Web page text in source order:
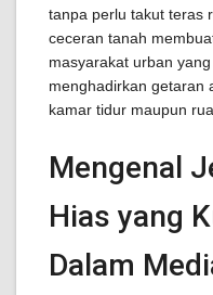
tanpa perlu takut teras
ceceran tanah
masyarakat urban
menghadirkan getaran
kamar tidur maupun
Mengenal
Hias yang
Dalam